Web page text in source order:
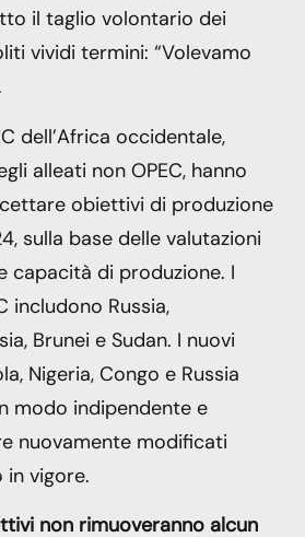
il taglio volontario dei
vividi termini: “Volevamo
dell’Africa occidentale,
alleati non OPEC, hanno
obiettivi di produzione
sulla base delle valutazioni
capacità di produzione. I
includono Russia,
Brunei e Sudan. I nuovi
Nigeria, Congo e Russia
modo indipendente e
nuovamente modificati
vigore.
non rimuoveranno alcun